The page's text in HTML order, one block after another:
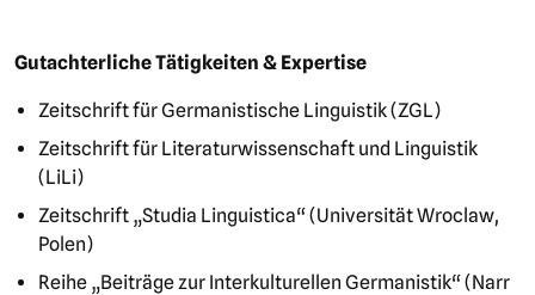
Gutachterliche Tätigkeiten & Expertise
Zeitschrift für Germanistische Linguistik (ZGL)
Zeitschrift für Literaturwissenschaft und Linguistik
(LiLi)
Zeitschrift „Studia Linguistica“ (Universität Wroclaw,
Polen)
Reihe „Beiträge zur Interkulturellen Germanistik“ (Narr